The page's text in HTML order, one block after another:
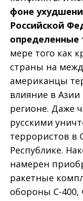
фоне
Российской
определенные
мере того как
страны на
американцы
влияние в
регионе. Даже
русскими
террористов в
Республике.
намерен
ракетные
обороны С-400,